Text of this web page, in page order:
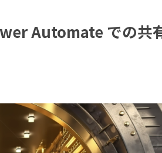
Automate での共